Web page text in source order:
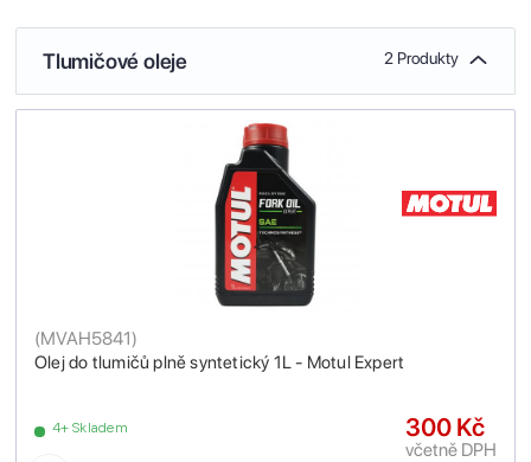
Tlumičové oleje 2 Produkty
Olej do tlumičů plně syntetický 1L - Motul Expert
(MVAH5841)
4+ Skladem 300 Kč
včetně DPH